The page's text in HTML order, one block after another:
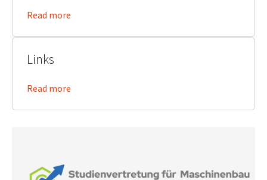
Read more
Links
Read more